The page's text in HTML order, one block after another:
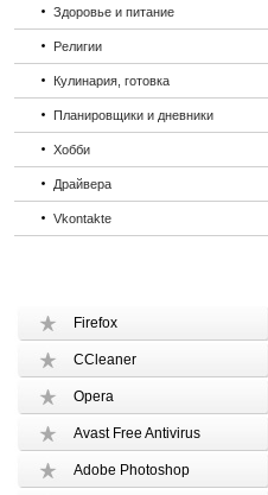
Здоровье и питание
Религии
Кулинария, готовка
Планировщики и дневники
Хобби
Драйвера
Vkontakte
Firefox
CCleaner
Opera
Avast Free Antivirus
Adobe Photoshop